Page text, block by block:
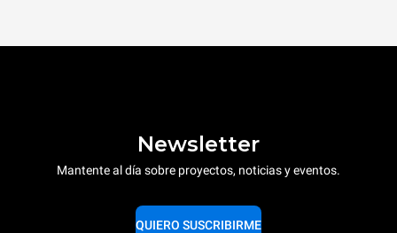
Newsletter
Mantente al día sobre proyectos, noticias y eventos.
QUIERO SUSCRIBIRME